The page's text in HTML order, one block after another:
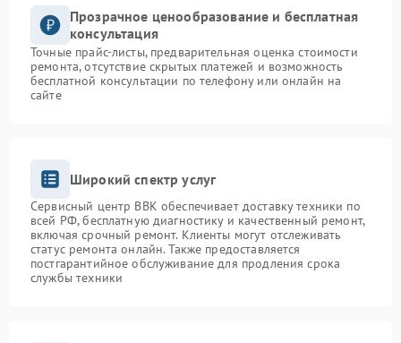
Прозрачное ценообразование и бесплатная
консультация
Точные прайс-листы, предварительная оценка стоимости
ремонта, отсутствие скрытых платежей и возможность
бесплатной консультации по телефону или онлайн на
сайте
Широкий спектр услуг
Сервисный центр BBK обеспечивает доставку техники по
всей РФ, бесплатную диагностику и качественный ремонт,
включая срочный ремонт. Клиенты могут отслеживать
статус ремонта онлайн. Также предоставляется
постгарантийное обслуживание для продления срока
службы техники